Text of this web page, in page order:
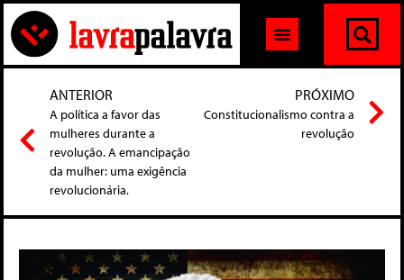
ANTERIOR
A política a favor das
mulheres durante a
revolução. A emancipação
da mulher: uma exigência
revolucionária.
PRÓXIMO
Constitucionalismo contra a
revolução